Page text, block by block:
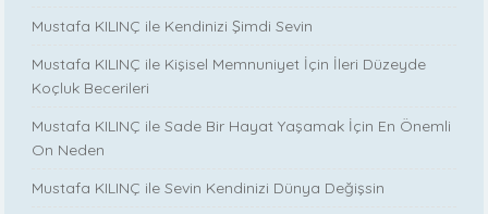
Mustafa KILINÇ ile Kendinizi Şimdi Sevin
Mustafa KILINÇ ile Kişisel Memnuniyet İçin İleri Düzeyde
Koçluk Becerileri
Mustafa KILINÇ ile Sade Bir Hayat Yaşamak İçin En Önemli
On Neden
Mustafa KILINÇ ile Sevin Kendinizi Dünya Değişsin